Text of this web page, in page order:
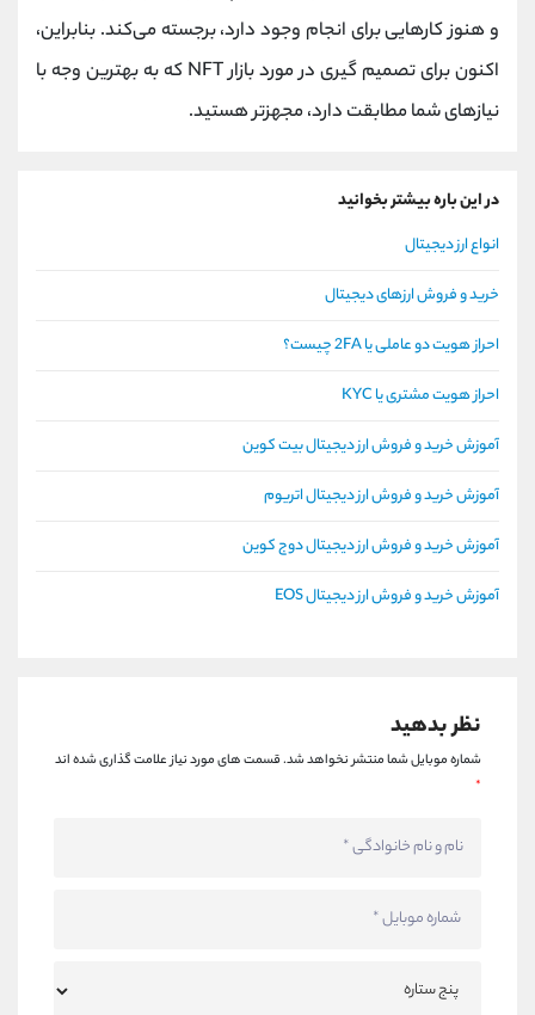
و هنوز کارهایی برای انجام وجود دارد، برجسته می‌کند. بنابراین،
اکنون برای تصمیم گیری در مورد بازار NFT که به بهترین وجه با
نیازهای شما مطابقت دارد، مجهزتر هستید.
در این باره بیشتر بخوانید
انواع ارز دیجیتال
خرید و فروش ارزهای دیجیتال
احراز هویت دو عاملی یا 2FA چیست؟
احراز هویت مشتری یا KYC
آموزش خرید و فروش ارز دیجیتال بیت کوین
آموزش خرید و فروش ارز دیجیتال اتریوم
آموزش خرید و فروش ارز دیجیتال دوج کوین
آموزش خرید و فروش ارز دیجیتال EOS
نظر بدهید
شماره موبایل شما منتشر نخواهد شد.قسمت های مورد نیاز علامت گذاری شده اند
*